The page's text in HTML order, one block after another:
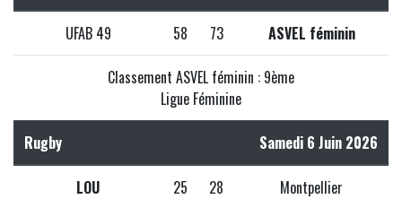
UFAB 49 58 73 ASVEL féminin
Classement ASVEL féminin : 9ème
Ligue Féminine
Rugby Samedi 6 Juin 2026
LOU 25 28 Montpellier